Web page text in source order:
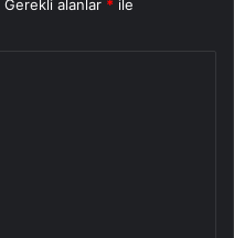
Gerekli alanlar * ile